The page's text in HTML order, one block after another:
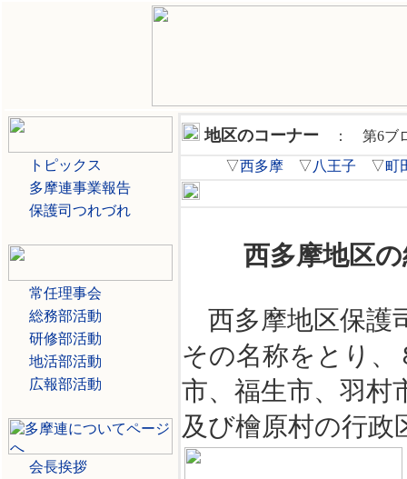
トピックス
多摩連事業報告
保護司つれづれ
常任理事会
総務部活動
研修部活動
地活部活動
広報部活動
会長挨拶
地区のコーナー ： 第6ブ
▽西多摩 ▽八王子 ▽町
西多摩地区
西多摩地区保護
その名称をとり
市、福生市、羽村
及び檜原村の行政